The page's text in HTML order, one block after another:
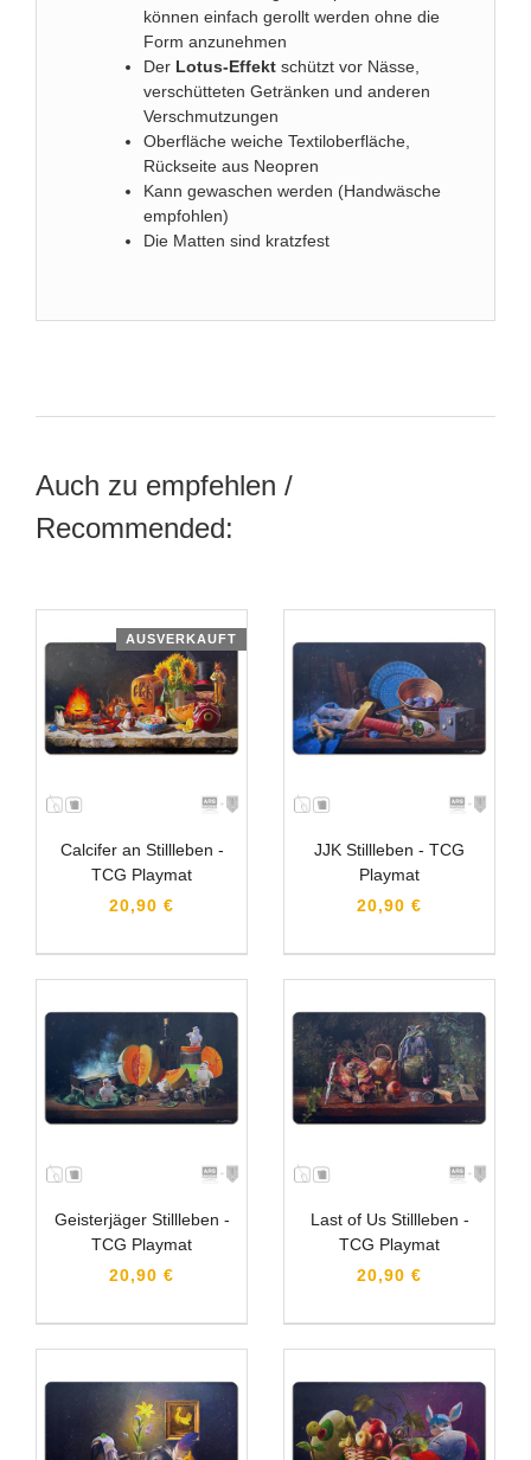
können einfach gerollt werden ohne die
Form anzunehmen
Der Lotus-Effekt schützt vor Nässe,
verschütteten Getränken und anderen
Verschmutzungen
Oberfläche weiche Textiloberfläche,
Rückseite aus Neopren
Kann gewaschen werden (Handwäsche
empfohlen)
Die Matten sind kratzfest
Auch zu empfehlen /
Recommended:
AUSVERKAUFT
Calcifer an Stillleben -
TCG Playmat
20,90 €
JJK Stillleben - TCG
Playmat
20,90 €
Geisterjäger Stillleben -
TCG Playmat
20,90 €
Last of Us Stillleben -
TCG Playmat
20,90 €